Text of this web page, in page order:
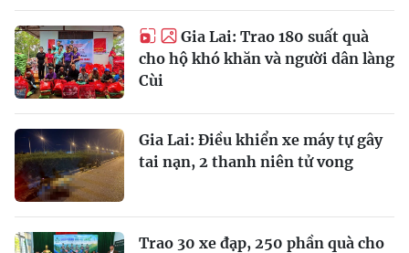
Gia Lai: Trao 180 suất quà
cho hộ khó khăn và người dân làng
Cùi
Gia Lai: Điều khiển xe máy tự gây
tai nạn, 2 thanh niên tử vong
Trao 30 xe đạp, 250 phần quà cho